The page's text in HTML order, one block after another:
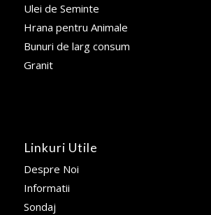
Ulei de Seminte
Hrana pentru Animale
Bunuri de larg consum
Granit
Linkuri Utile
Despre Noi
Informatii
Sondaj